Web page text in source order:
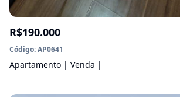
R$190.000
Código: AP0641
Apartamento | Venda |